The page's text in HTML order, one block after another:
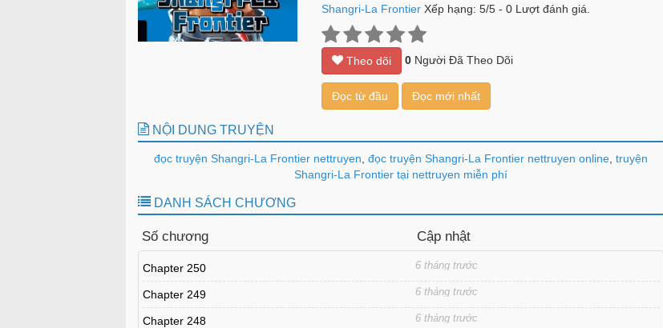
Shangri-La Frontier Xếp hạng: 5/5- 0Lượt đánh giá.
Theo dõi 0Người Đã Theo Dõi
Đọc từ đầu Đọc mới nhất
NỘI DUNG TRUYỆN
đọc truyện Shangri-La Frontier nettruyen đọc truyện Shangri-La Frontier nettruyen online truyện
Shangri-La Frontier tại nettruyen miễn phí
DANH SÁCH CHƯƠNG
Số chương Cập nhật
Chapter 250 6 tháng trước
Chapter 249 6 tháng trước
Chapter 248 6 tháng trước